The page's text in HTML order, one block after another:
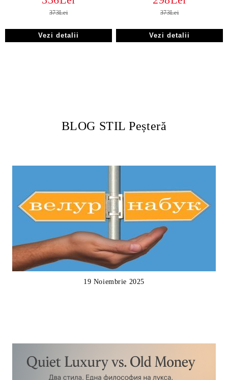
373Lei
Vezi detalii
373Lei
Vezi detalii
BLOG STIL Peșteră
19 Noiembrie 2025